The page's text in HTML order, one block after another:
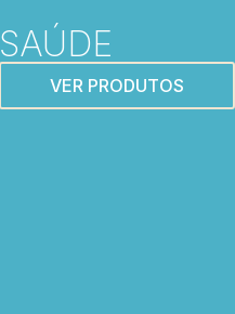
SAÚDE
VER PRODUTOS